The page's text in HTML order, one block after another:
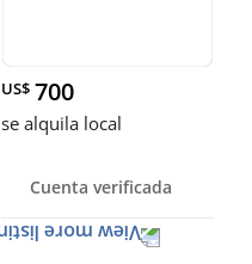
US$ 700
se alquila local
Cuenta verificada